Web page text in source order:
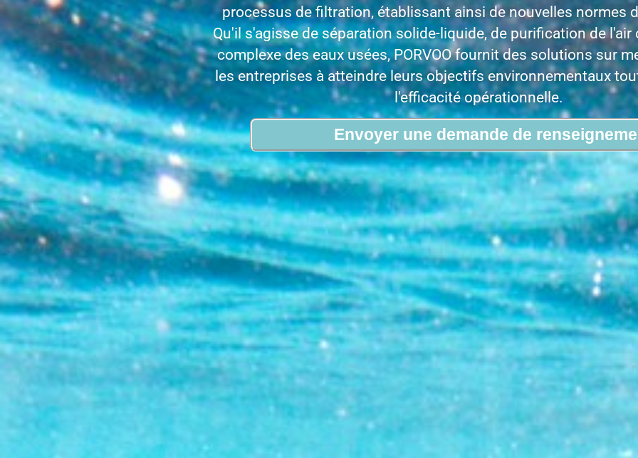
processus de filtration, établissant ainsi de nouvelles normes
Qu'il s'agisse de séparation solide-liquide, de purification de
complexe des eaux usées, PORVOO fournit des solutions sur
les entreprises à atteindre leurs objectifs environnementaux
l'efficacité opérationnelle.
Envoyer une demande de